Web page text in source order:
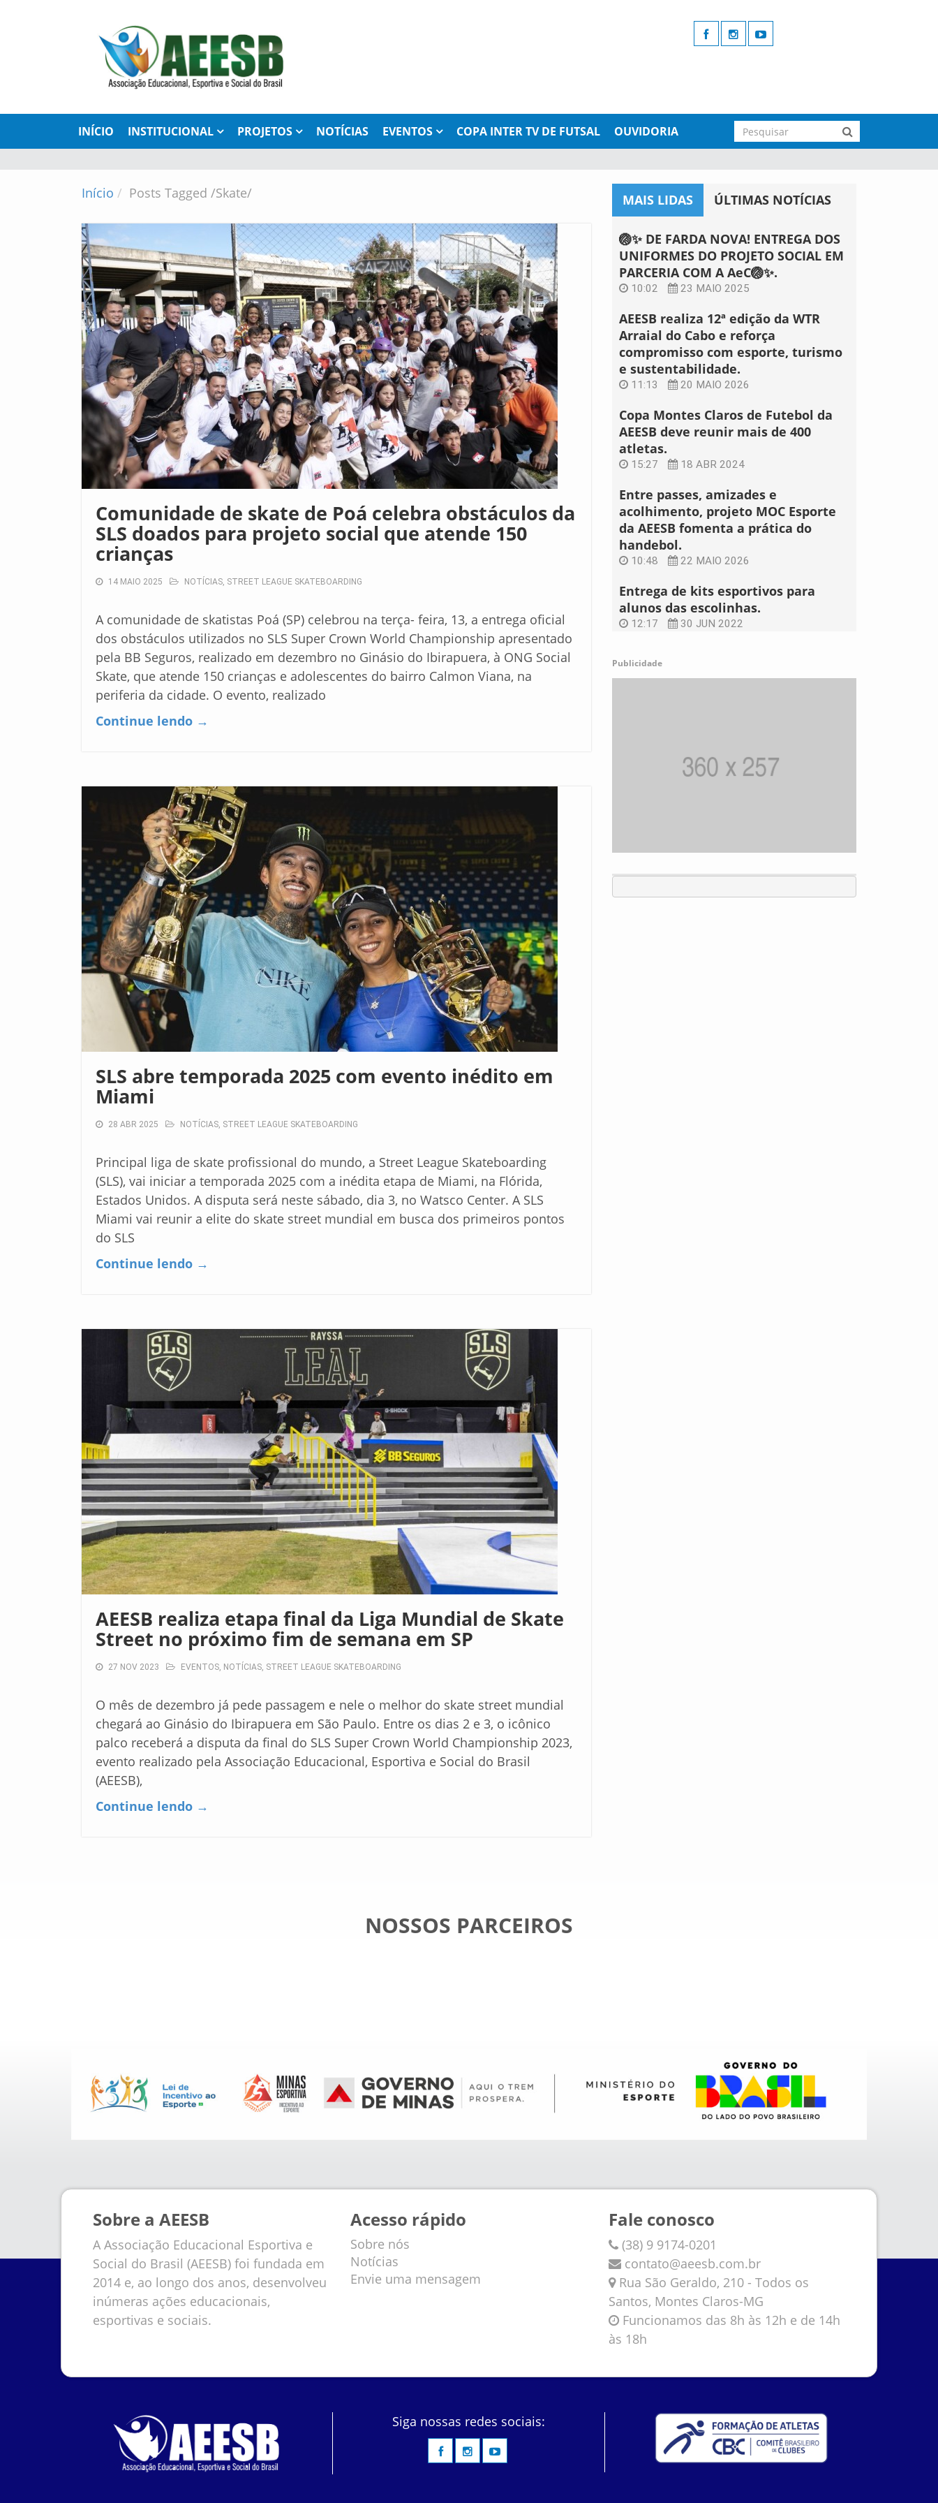
INÍCIO INSTITUCIONAL PROJETOS NOTÍCIAS EVENTOS COPA INTER TV DE FUTSAL OUVIDORIA
Início Posts Tagged /Skate/
Comunidade de skate de Poá celebra obstáculos da
SLS doados para projeto social que atende 150
crianças
14 MAIO 2025 NOTÍCIAS, STREET LEAGUE SKATEBOARDING
A comunidade de skatistas Poá (SP) celebrou na terça- feira, 13, a entrega oficial
dos obstáculos utilizados no SLS Super Crown World Championship apresentado
pela BB Seguros, realizado em dezembro no Ginásio do Ibirapuera, à ONG Social
Skate, que atende 150 crianças e adolescentes do bairro Calmon Viana, na
periferia da cidade. O evento, realizado
Continue lendo →
SLS abre temporada 2025 com evento inédito em
Miami
28 ABR 2025 NOTÍCIAS, STREET LEAGUE SKATEBOARDING
Principal liga de skate profissional do mundo, a Street League Skateboarding
(SLS), vai iniciar a temporada 2025 com a inédita etapa de Miami, na Flórida,
Estados Unidos. A disputa será neste sábado, dia 3, no Watsco Center. A SLS
Miami vai reunir a elite do skate street mundial em busca dos primeiros pontos
do SLS
Continue lendo →
AEESB realiza etapa final da Liga Mundial de Skate
Street no próximo fim de semana em SP
27 NOV 2023 EVENTOS, NOTÍCIAS, STREET LEAGUE SKATEBOARDING
O mês de dezembro já pede passagem e nele o melhor do skate street mundial
chegará ao Ginásio do Ibirapuera em São Paulo. Entre os dias 2 e 3, o icônico
palco receberá a disputa da final do SLS Super Crown World Championship 2023,
evento realizado pela Associação Educacional, Esportiva e Social do Brasil
(AEESB),
Continue lendo →
MAIS LIDAS ÚLTIMAS NOTÍCIAS
🏐✨ DE FARDA NOVA! ENTREGA DOS
UNIFORMES DO PROJETO SOCIAL EM
PARCERIA COM A AeC🏐✨.
10:02 23 MAIO 2025
AEESB realiza 12ª edição da WTR
Arraial do Cabo e reforça
compromisso com esporte, turismo
e sustentabilidade.
11:13 20 MAIO 2026
Copa Montes Claros de Futebol da
AEESB deve reunir mais de 400
atletas.
15:27 18 ABR 2024
Entre passes, amizades e
acolhimento, projeto MOC Esporte
da AEESB fomenta a prática do
handebol.
10:48 22 MAIO 2026
Entrega de kits esportivos para
alunos das escolinhas.
12:17 30 JUN 2022
Publicidade
NOSSOS PARCEIROS
Sobre a AEESB
A Associação Educacional Esportiva e
Social do Brasil (AEESB) foi fundada em
2014 e, ao longo dos anos, desenvolveu
inúmeras ações educacionais,
esportivas e sociais.
Acesso rápido
Sobre nós
Notícias
Envie uma mensagem
Fale conosco
(38) 9 9174-0201
contato@aeesb.com.br
Rua São Geraldo, 210 - Todos os
Santos, Montes Claros-MG
Funcionamos das 8h às 12h e de 14h
às 18h
Siga nossas redes sociais: